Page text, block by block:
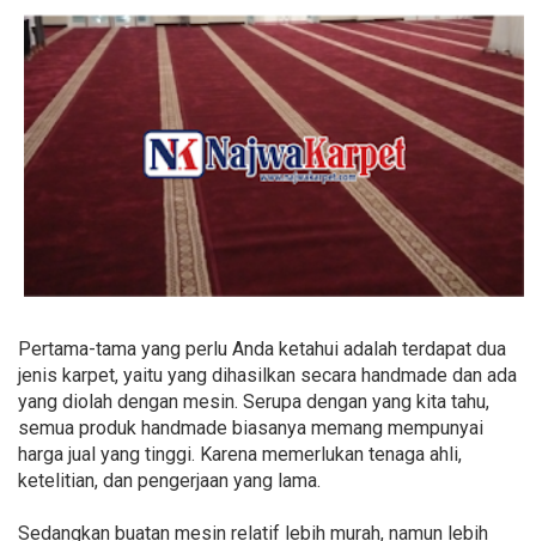
Pertama-tama yang perlu Anda ketahui adalah terdapat dua
jenis karpet, yaitu yang dihasilkan secara handmade dan ada
yang diolah dengan mesin. Serupa dengan yang kita tahu,
semua produk handmade biasanya memang mempunyai
harga jual yang tinggi. Karena memerlukan tenaga ahli,
ketelitian, dan pengerjaan yang lama.
Sedangkan buatan mesin relatif lebih murah, namun lebih